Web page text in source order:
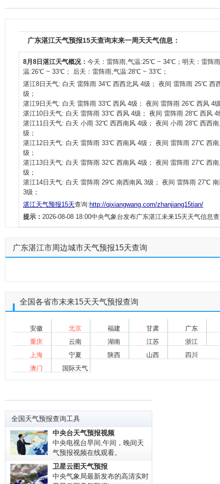
广东湛江天气预报15天查询末来一周天天气信息：
8月8日湛江天气概况： 今天：雷阵雨,气温:25℃ ~ 34℃；明天：雷阵
温:26℃ ~ 33℃； 后天：雷阵雨,气温:28℃ ~ 33℃；
湛江8日天气: 白天 雷阵雨 34℃ 西西北风 4级； 夜间 雷阵雨 25℃ 西
级；
湛江9日天气: 白天 雷阵雨 33℃ 西风 4级； 夜间 雷阵雨 26℃ 西风 4
湛江10日天气: 白天 雷阵雨 33℃ 西风 4级； 夜间 雷阵雨 28℃ 西风 4
湛江11日天气: 白天 小雨 32℃ 西西南风 4级； 夜间 小雨 28℃ 西西
级；
湛江12日天气: 白天 雷阵雨 33℃ 西南风 4级； 夜间 雷阵雨 27℃ 西
级；
湛江13日天气: 白天 雷阵雨 32℃ 西南风 4级； 夜间 雷阵雨 27℃ 西
级；
湛江14日天气: 白天 雷阵雨 29℃ 南西南风 3级； 夜间 雷阵雨 27℃ 南
3级；
湛江天气预报15天查询: http://qixiangwang.com/zhanjiang15tian/
提示： 2026-08-08 18:00中央气象台发布广东湛江未来15天天气信息
广东湛江市周边城市天气预报15天查询
全国各省市末来15天天气预报查询
安徽 北京 福建 甘肃
广东
重庆
云南 湖南 江苏
浙江
上海
宁夏 陕西 山西
四川
澳门
国际天气
全国天气预报查询工具
中央台天气预报视频
中央电视台早间,午间，晚间天
气预报视频在线观看。
卫星云图天气预报
中央气象局最新发布的高清实时